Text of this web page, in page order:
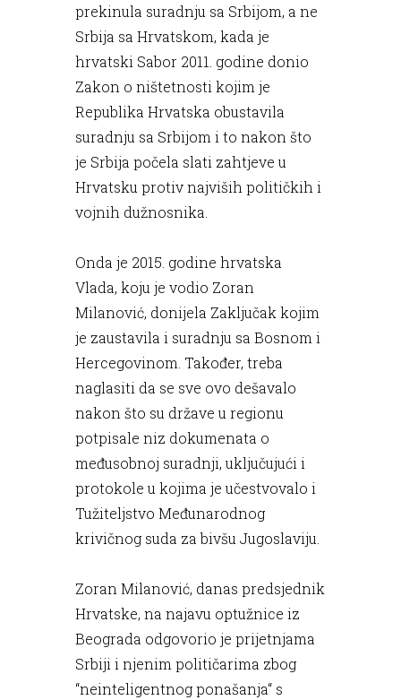
prekinula suradnju sa Srbijom, a ne
Srbija sa Hrvatskom, kada je
hrvatski Sabor 2011. godine donio
Zakon o ništetnosti kojim je
Republika Hrvatska obustavila
suradnju sa Srbijom i to nakon što
je Srbija počela slati zahtjeve u
Hrvatsku protiv najviših političkih i
vojnih dužnosnika.
Onda je 2015. godine hrvatska
Vlada, koju je vodio Zoran
Milanović, donijela Zaključak kojim
je zaustavila i suradnju sa Bosnom i
Hercegovinom. Također, treba
naglasiti da se sve ovo dešavalo
nakon što su države u regionu
potpisale niz dokumenata o
međusobnoj suradnji, uključujući i
protokole u kojima je učestvovalo i
Tužiteljstvo Međunarodnog
krivičnog suda za bivšu Jugoslaviju.
Zoran Milanović, danas predsjednik
Hrvatske, na najavu optužnice iz
Beograda odgovorio je prijetnjama
Srbiji i njenim političarima zbog
“neinteligentnog ponašanja“ s